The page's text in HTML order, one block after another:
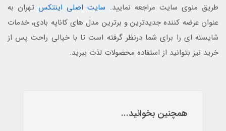
طریق منوی سایت مراجعه نمایید. سایت اصلی اینتکس تهران به
عنوان عرضه کننده جدیدترین و برترین مدل های کاناپه بادی، خدمات
شایسته ای را برای شما درنظر گرفته است تا با خیالی راحت پس از
خرید نیز بتوانید از استفاده محصولات لذت ببرید.
همچنین بخوانید...